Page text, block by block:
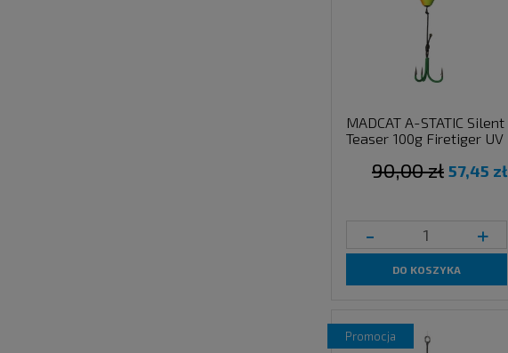
MADCAT A-STATIC Silent
Teaser 100g Firetiger UV
57,45 zł
90,00 zł
- +
DO KOSZYKA
promocja